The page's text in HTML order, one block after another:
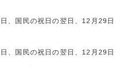
、国民の祝日の翌日、12月29日
、国民の祝日の翌日、12月29日